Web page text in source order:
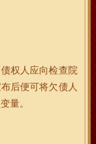
权人应向检查院
后便可将欠债人
量。